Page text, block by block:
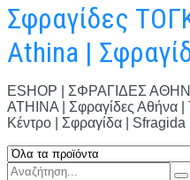
Σφραγίδες
Athina |
ESHOP | ΣΦΡΑΓΙΔΕΣ
ATHINA | Σφραγίδες Αθήνα
Κέντρο | Σφραγίδα | Sfragida